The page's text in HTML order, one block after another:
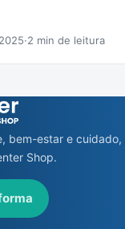
·2 min de leitura
bem-estar e cuidado,
Shop.